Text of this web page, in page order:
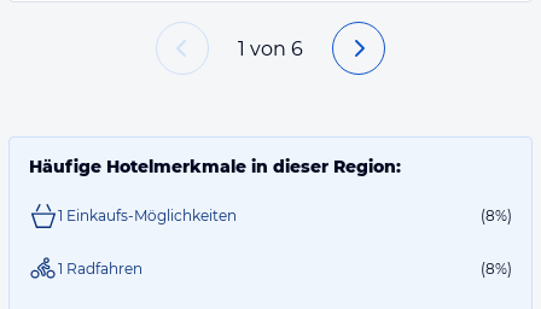
1 von 6
Häufige Hotelmerkmale in dieser Region:
1 Einkaufs-Möglichkeiten (8%)
1 Radfahren (8%)